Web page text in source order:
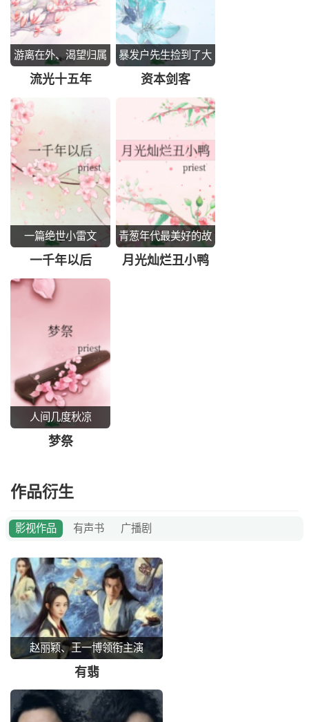
游离在外、渴望归属
的成长岁月
流光十五年
暴发户先生捡到了大
龄女青年
资本剑客
一篇绝世小雷文
一千年以后
青葱年代最美好的故
事
月光灿烂丑小鸭
人间几度秋凉
梦祭
作品衍生
影视作品 有声书 广播剧
赵丽颖、王一博领衔主演
有翡